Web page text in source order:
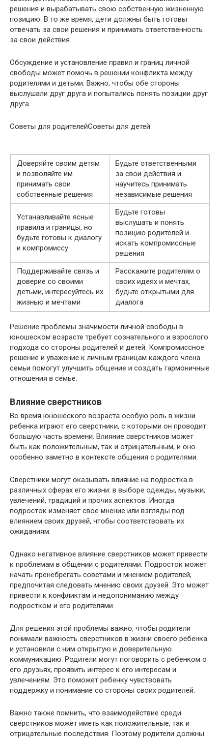
решения и вырабатывать свою собственную жизненную
позицию. В то же время, дети должны быть готовы
отвечать за свои решения и принимать ответственность
за свои действия.
Обсуждение и установление правил и границ личной
свободы может помочь в решении конфликта между
родителями и детьми. Важно, чтобы обе стороны
выслушали друг друга и попытались понять позиции друг
друга.
Советы для родителейСоветы для детей
Доверяйте своим детям
и позволяйте им
принимать свои
собственные решения
Будьте ответственными
за свои действия и
научитесь принимать
независимые решения
Устанавливайте ясные
правила и границы, но
будьте готовы к диалогу
и компромиссу
Будьте готовы
выслушать и понять
позицию родителей и
искать компромиссные
решения
Поддерживайте связь и
доверие со своими
детьми, интересуйтесь их
жизнью и мечтами
Расскажите родителям о
своих идеях и мечтах,
будьте открытыми для
диалога
Решение проблемы значимости личной свободы в
юношеском возрасте требует сознательного и взрослого
подхода со стороны родителей и детей. Компромиссное
решение и уважение к личным границам каждого члена
семьи помогут улучшить общение и создать гармоничные
отношения в семье.
Влияние сверстников
Во время юношеского возраста особую роль в жизни
ребенка играют его сверстники, с которыми он проводит
большую часть времени. Влияние сверстников может
быть как положительным, так и отрицательным, и оно
особенно заметно в контексте общения с родителями.
Сверстники могут оказывать влияние на подростка в
различных сферах его жизни: в выборе одежды, музыки,
увлечений, традиций и прочих аспектов. Иногда
подросток изменяет свое мнение или взгляды под
влиянием своих друзей, чтобы соответствовать их
ожиданиям.
Однако негативное влияние сверстников может привести
к проблемам в общении с родителями. Подросток может
начать пренебрегать советами и мнением родителей,
предпочитая следовать мнению своих друзей. Это может
привести к конфликтам и недопониманию между
подростком и его родителями.
Для решения этой проблемы важно, чтобы родители
понимали важность сверстников в жизни своего ребенка
и установили с ним открытую и доверительную
коммуникацию. Родители могут поговорить с ребенком о
его друзьях, проявить интерес к его интересам и
увлечениям. Это поможет ребенку чувствовать
поддержку и понимание со стороны своих родителей.
Важно также помнить, что взаимодействие среди
сверстников может иметь как положительные, так и
отрицательные последствия. Поэтому родители должны